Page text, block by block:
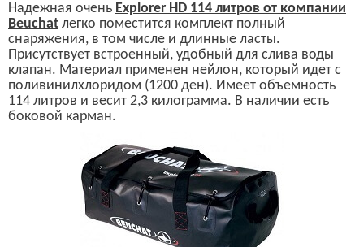
Надежная очень Explorer HD 114 литров от компании
Beuchat легко поместится комплект полный
снаряжения, в том числе и длинные ласты.
Присутствует встроенный, удобный для слива воды
клапан. Материал применен нейлон, который идет с
поливинилхлоридом (1200 ден). Имеет объемность
114 литров и весит 2,3 килограмма. В наличии есть
боковой карман.